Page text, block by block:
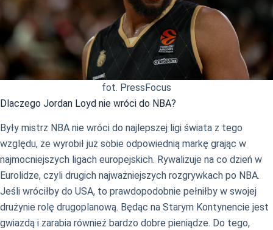
fot. PressFocus
Dlaczego Jordan Loyd nie wróci do NBA?
Były mistrz NBA nie wróci do najlepszej ligi świata z tego
względu, że wyrobił już sobie odpowiednią markę grając w
najmocniejszych ligach europejskich. Rywalizuje na co dzień w
Eurolidze, czyli drugich najważniejszych rozgrywkach po NBA.
Jeśli wróciłby do USA, to prawdopodobnie pełniłby w swojej
drużynie rolę drugoplanową. Będąc na Starym Kontynencie jest
gwiazdą i zarabia również bardzo dobre pieniądze. Do tego,